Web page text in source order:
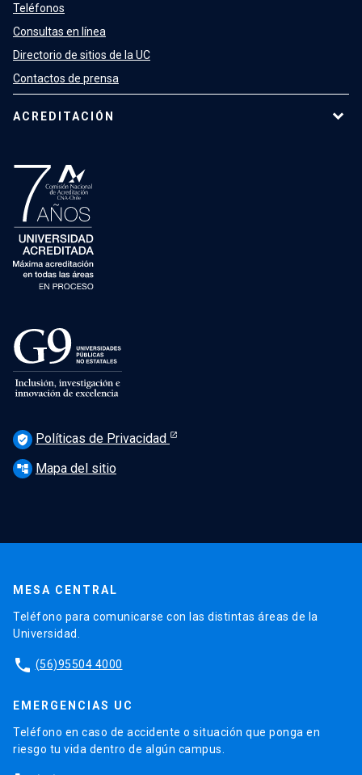
Teléfonos
Consultas en línea
Directorio de sitios de la UC
Contactos de prensa
ACREDITACIÓN
verified_user Políticas de Privacidad
account_tree Mapa del sitio
MESA CENTRAL
Teléfono para comunicarse con las distintas áreas de la
Universidad.
phone (56)95504 4000
EMERGENCIAS UC
Teléfono en caso de accidente o situación que ponga en
riesgo tu vida dentro de algún campus.